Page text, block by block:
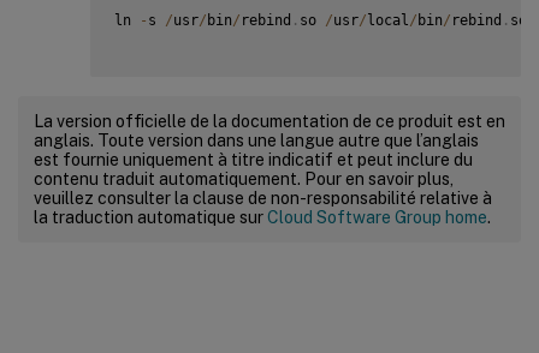
ln - s /usr/ bin/ rebind . so /usr/local / bin/ rebind . so
La version officielle de la documentation de ce produit est en
anglais. Toute version dans une langue autre que l’anglais
est fournie uniquement à titre indicatif et peut inclure du
contenu traduit automatiquement. Pour en savoir plus,
veuillez consulter la clause de non-responsabilité relative à
la traduction automatique surCloud Software Group home.